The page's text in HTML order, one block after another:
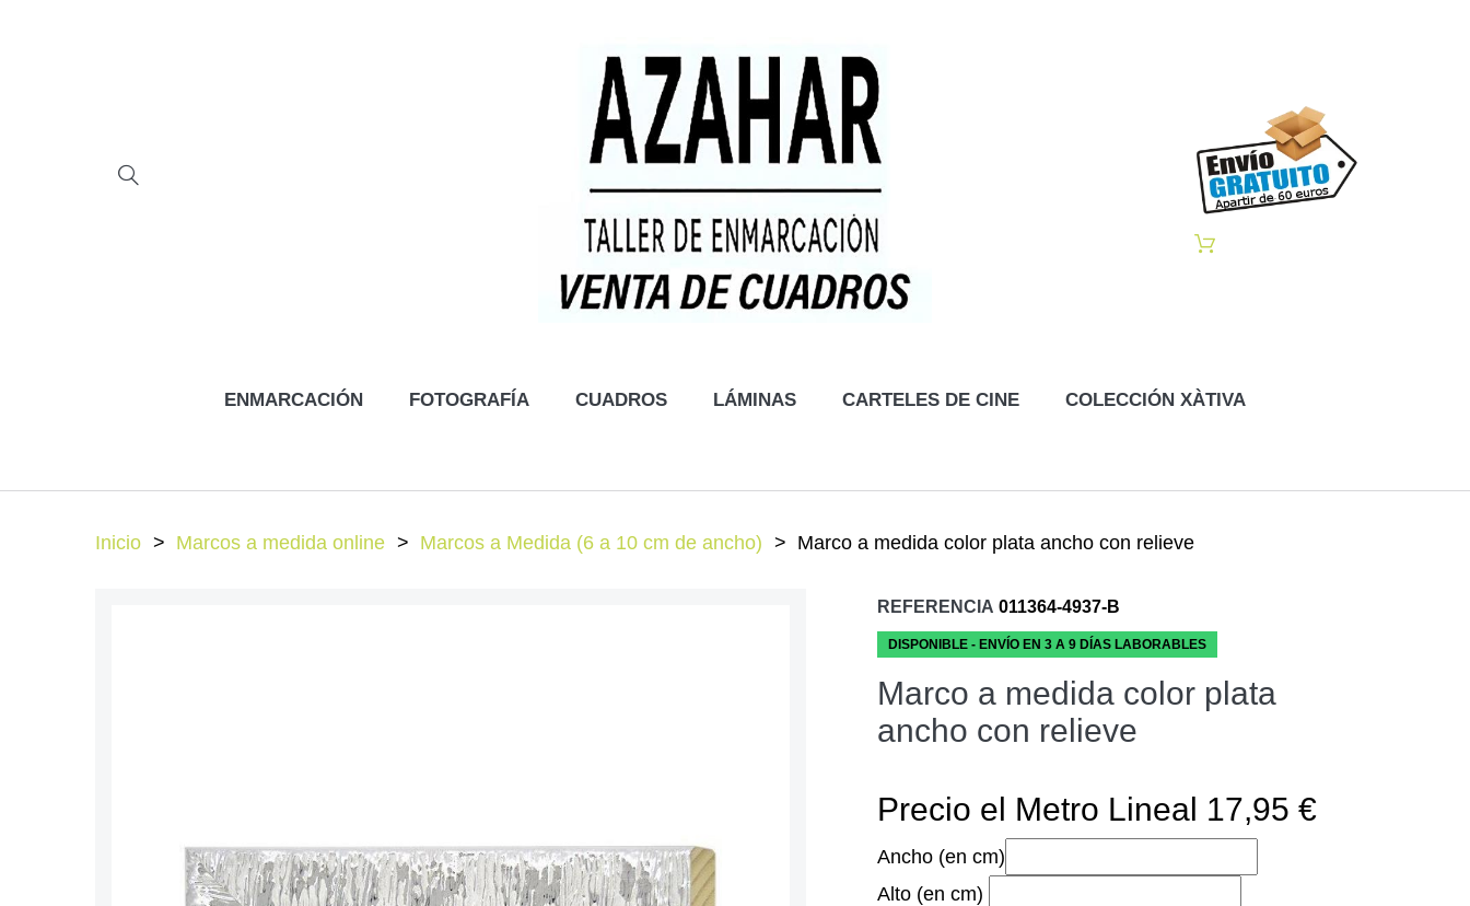
ENMARCACIÓN FOTOGRAFÍA CUADROS LÁMINAS CARTELES DE CINE COLECCIÓN XÀTIVA
Inicio Marcos a medida online Marcos a Medida (6 a 10 cm de ancho) Marco a medida color plata ancho con relieve
REFERENCIA 011364-4937-B
DISPONIBLE - ENVÍO EN 3 A 9 DÍAS LABORABLES
Marco a medida color plata
ancho con relieve
Precio el Metro Lineal 17,95 €
Ancho (en cm)
Alto (en cm)